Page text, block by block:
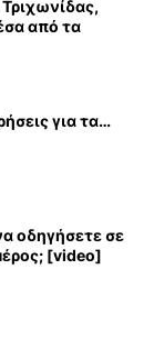
από τα
για τα…
οδηγήσετε σε
[video]